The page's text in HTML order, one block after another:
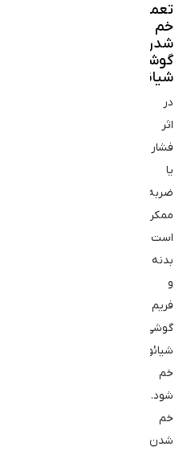
تعمیر
خم
شدن
گوشی
شیائومی
در
اثر
فشار
یا
ضربه
ممکن
است
بدنه
و
فریم
گوشی
شیائومی
خم
شود.
خم
شدن